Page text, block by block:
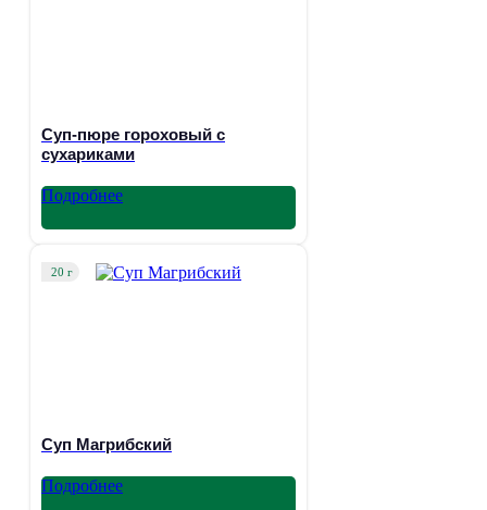
Суп-пюре гороховый с
сухариками
Подробнее
20 г
Суп Магрибский
Подробнее